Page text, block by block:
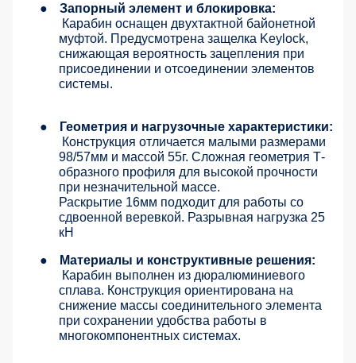
●
Запорный элемент и блокировка:
Карабин оснащен двухтактной байонетной
муфтой. Предусмотрена защелка Keylock,
снижающая вероятность зацепления при
присоединении и отсоединении элементов
системы.
●
Геометрия и нагрузочные характеристики:
Конструкция отличается малыми размерами
98/57мм и массой 55г. Сложная геометрия Т-
образного профиля для высокой прочности
при незначительной массе.
Раскрытие 16мм подходит для работы со
сдвоенной веревкой. Разрывная нагрузка 25
кН
●
Материалы и конструктивные решения:
Карабин выполнен из дюралюминиевого
сплава. Конструкция ориентирована на
снижение массы соединительного элемента
при сохранении удобства работы в
многокомпонентных системах.